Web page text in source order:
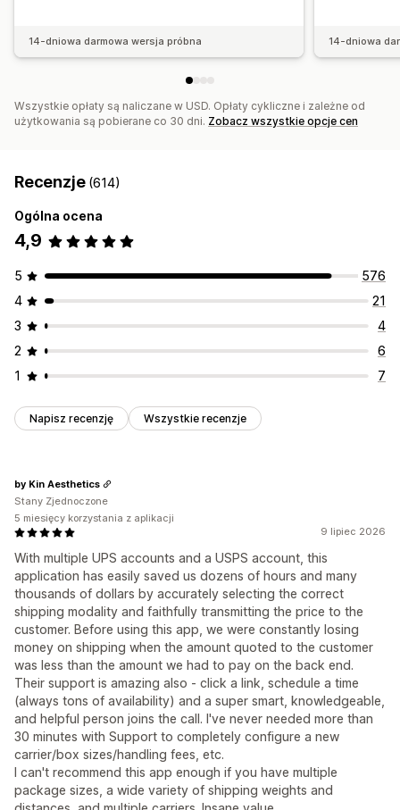
14-dniowa darmowa wersja próbna 14-dniowa
Wszystkie opłaty są naliczane w USD. Opłaty cykliczne i zależne od
użytkowania są pobierane co 30 dni. Zobacz wszystkie opcje cen
Recenzje (614)
Ogólna ocena
4,9
5
576
4
21
3
4
2
6
1
7
Napisz recenzję Wszystkie recenzje
9 lipiec 2026
With multiple UPS accounts and a USPS account, this
application has easily saved us dozens of hours and many
thousands of dollars by accurately selecting the correct
shipping modality and faithfully transmitting the price to the
customer. Before using this app, we were constantly losing
money on shipping when the amount quoted to the customer
was less than the amount we had to pay on the back end.
Their support is amazing also - click a link, schedule a time
(always tons of availability) and a super smart, knowledgeable,
and helpful person joins the call. I've never needed more than
30 minutes with Support to completely configure a new
carrier/box sizes/handling fees, etc.
I can't recommend this app enough if you have multiple
package sizes, a wide variety of shipping weights and
by Kin Aesthetics
Stany Zjednoczone
5 miesięcy korzystania z aplikacji